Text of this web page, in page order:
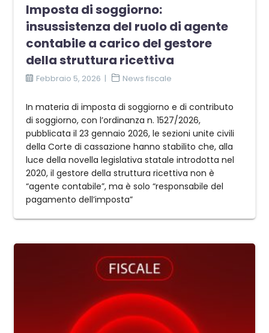
Imposta di soggiorno:
insussistenza del ruolo di agente
contabile a carico del gestore
della struttura ricettiva
Febbraio 5, 2026 News fiscale
In materia di imposta di soggiorno e di contributo
di soggiorno, con l’ordinanza n. 1527/2026,
pubblicata il 23 gennaio 2026, le sezioni unite civili
della Corte di cassazione hanno stabilito che, alla
luce della novella legislativa statale introdotta nel
2020, il gestore della struttura ricettiva non è
“agente contabile”, ma è solo “responsabile del
pagamento dell’imposta”